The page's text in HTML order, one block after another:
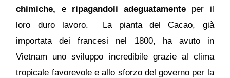
chimiche, e ripagandoli adeguatamente per il
loro duro lavoro. La pianta del Cacao, già
importata dei francesi nel 1800, ha avuto in
Vietnam uno sviluppo incredibile grazie al clima
tropicale favorevole e allo sforzo del governo per la